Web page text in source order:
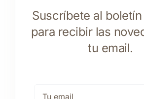
Suscríbete al boletín
para recibir las
tu email.